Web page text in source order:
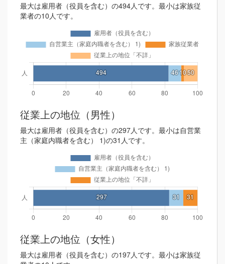
最大は雇用者（役員を含む）の494人です。最小は家族従
業者の10人です。
従業上の地位（男性）
最大は雇用者（役員を含む）の297人です。最小は自営業
主（家庭内職者を含む） 1)の31人です。
従業上の地位（女性）
最大は雇用者（役員を含む）の197人です。最小は家族従